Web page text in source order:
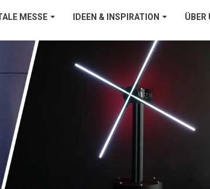
MESSE IDEEN & INSPIRATION ÜBER